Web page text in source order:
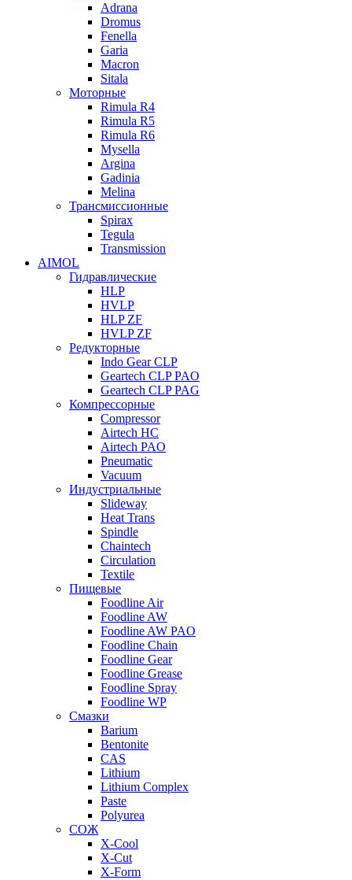
Adrana
Dromus
Fenella
Garia
Macron
Sitala
Моторные
Rimula R4
Rimula R5
Rimula R6
Mysella
Argina
Gadinia
Melina
Трансмиссионные
Spirax
Tegula
Transmission
AIMOL
Гидравлические
HLP
HVLP
HLP ZF
HVLP ZF
Редукторные
Indo Gear CLP
Geartech CLP PAO
Geartech CLP PAG
Компрессорные
Compressor
Airtech HC
Airtech PAO
Pneumatic
Vacuum
Индустриальные
Slideway
Heat Trans
Spindle
Chaintech
Circulation
Textile
Пищевые
Foodline Air
Foodline AW
Foodline AW PAO
Foodline Chain
Foodline Gear
Foodline Grease
Foodline Spray
Foodline WP
Смазки
Barium
Bentonite
CAS
Lithium
Lithium Complex
Paste
Polyurea
СОЖ
X-Cool
X-Cut
X-Form